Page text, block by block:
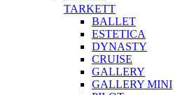
TARKETT
BALLET
ESTETICA
DYNASTY
CRUISE
GALLERY
GALLERY MINI